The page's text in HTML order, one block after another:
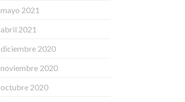
mayo 2021
abril 2021
diciembre 2020
noviembre 2020
octubre 2020